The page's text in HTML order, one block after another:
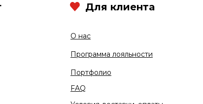
О нас
Программа лояльности
Портфолио
FAQ
Для клиента